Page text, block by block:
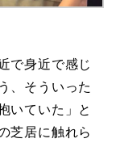
で身近で感じ
、そういった
いていた」と
芝居に触れら